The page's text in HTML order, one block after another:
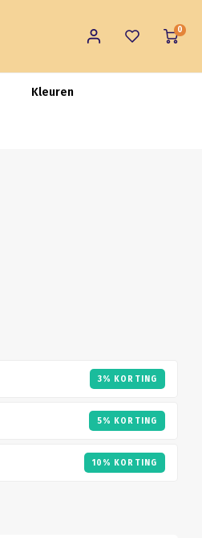
0
Kleuren
3% KORTING
5% KORTING
10% KORTING